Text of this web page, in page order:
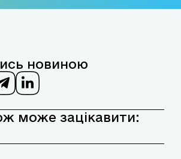
новиною
може зацікавити: